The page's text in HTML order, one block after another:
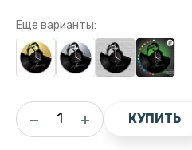
Еще варианты:
КУПИТЬ